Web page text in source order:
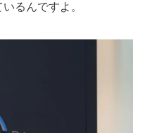
るんですよ。